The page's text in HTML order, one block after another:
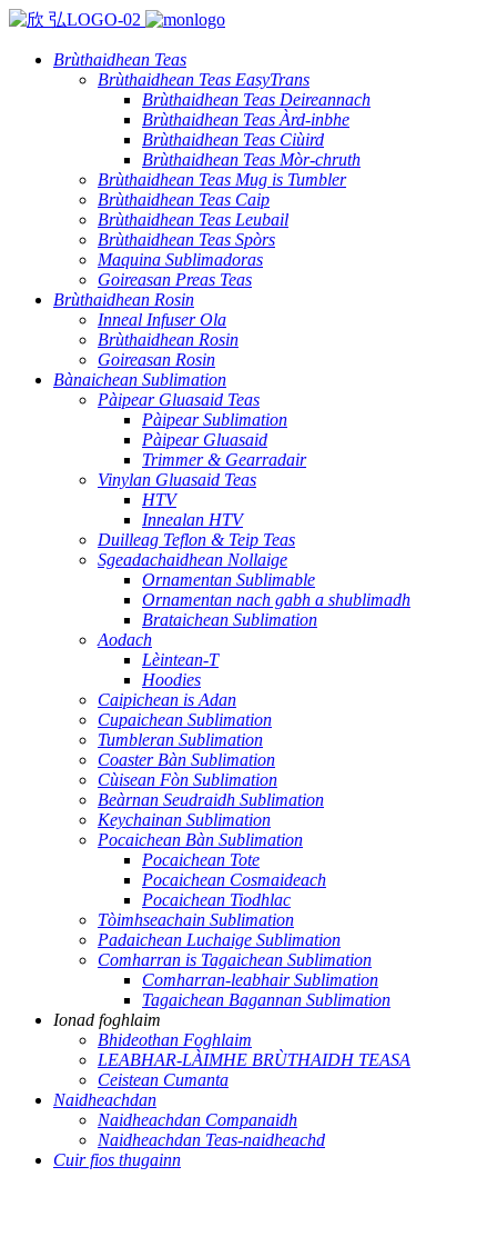
Brùthaidhean Teas
Brùthaidhean Teas EasyTrans
Brùthaidhean Teas Deireannach
Brùthaidhean Teas Àrd-inbhe
Brùthaidhean Teas Ciùird
Brùthaidhean Teas Mòr-chruth
Brùthaidhean Teas Mug is Tumbler
Brùthaidhean Teas Caip
Brùthaidhean Teas Leubail
Brùthaidhean Teas Spòrs
Maquina Sublimadoras
Goireasan Preas Teas
Brùthaidhean Rosin
Inneal Infuser Ola
Brùthaidhean Rosin
Goireasan Rosin
Bànaichean Sublimation
Pàipear Gluasaid Teas
Pàipear Sublimation
Pàipear Gluasaid
Trimmer & Gearradair
Vinylan Gluasaid Teas
HTV
Innealan HTV
Duilleag Teflon & Teip Teas
Sgeadachaidhean Nollaige
Ornamentan Sublimable
Ornamentan nach gabh a shublimadh
Brataichean Sublimation
Aodach
Lèintean-T
Hoodies
Caipichean is Adan
Cupaichean Sublimation
Tumbleran Sublimation
Coaster Bàn Sublimation
Cùisean Fòn Sublimation
Beàrnan Seudraidh Sublimation
Keychainan Sublimation
Pocaichean Bàn Sublimation
Pocaichean Tote
Pocaichean Cosmaideach
Pocaichean Tiodhlac
Tòimhseachain Sublimation
Padaichean Luchaige Sublimation
Comharran is Tagaichean Sublimation
Comharran-leabhair Sublimation
Tagaichean Bagannan Sublimation
Ionad foghlaim
Bhideothan Foghlaim
LEABHAR-LÀIMHE BRÙTHAIDH TEASA
Ceistean Cumanta
Naidheachdan
Naidheachdan Companaidh
Naidheachdan Teas-naidheachd
Cuir fios thugainn